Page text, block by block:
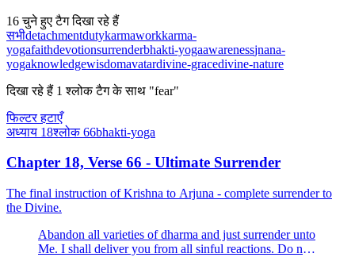
16 चुने हुए टैग दिखा रहे हैं
सभीdetachmentdutykarmaworkkarma-
yogafaithdevotionsurrenderbhakti-yogaawarenessjnana-
yogaknowledgewisdomavatardivine-gracedivine-nature
दिखा रहे हैं 1 श्लोकटैग के साथ "fear"
फिल्टर हटाएँ
अध्याय 18श्लोक 66bhakti-yoga
Chapter 18, Verse 66 - Ultimate Surrender
The final instruction of Krishna to Arjuna - complete surrender to
the Divine.
Abandon all varieties of dharma and just surrender unto
Me. I shall deliver you from all sinful reactions. Do not